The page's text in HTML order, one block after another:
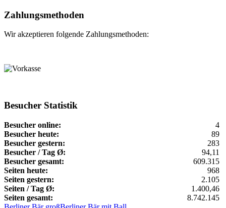
Zahlungsmethoden
Wir akzeptieren folgende Zahlungsmethoden:
Besucher Statistik
Besucher online:
4
Besucher heute:
89
Besucher gestern:
283
Besucher / Tag Ø:
94,11
Besucher gesamt:
609.315
Seiten heute:
968
Seiten gestern:
2.105
Seiten / Tag Ø:
1.400,46
Seiten gesamt:
8.742.145